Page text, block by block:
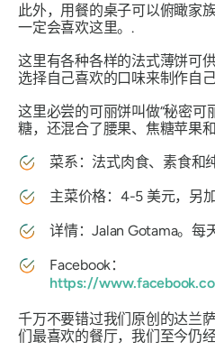
此外，用餐的桌子可以俯瞰家
一定会喜欢这里。.
这里有各种各样的法式薄饼可
选择自己喜欢的口味来制作自
这里必尝的可丽饼叫做“秘密可
糖，还混合了腰果、焦糖苹果
菜系：法式肉食、素食和
主菜价格：4-5 美元，另
详情：Jalan Gotama。每
Facebook：
https://
千万不要错过我们原创的达兰
们最喜欢的餐厅，我们至今仍